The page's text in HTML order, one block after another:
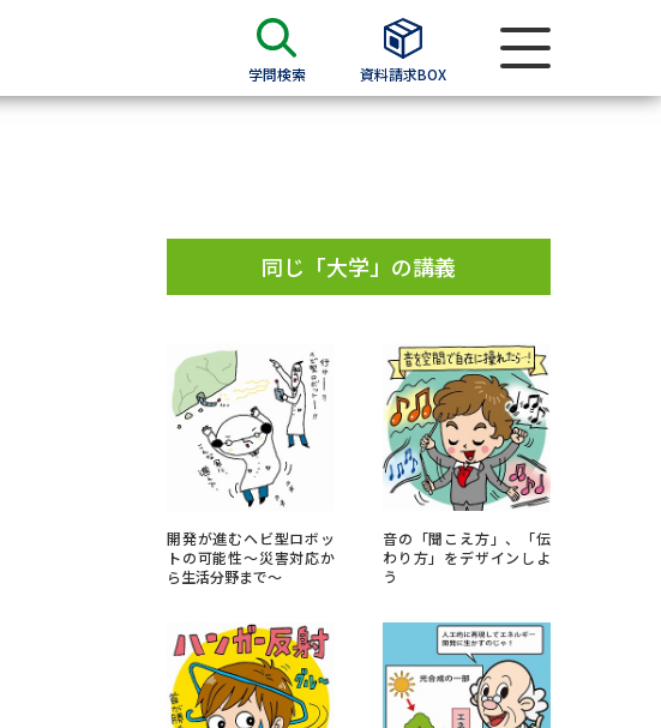
学問検索 資料請求BOX
から請求
過去問題集
留学・進学関連、塾・予備校
上の配慮案内」の請求
高等学校卒業程度認定試験
小学校教員資格認定試験
同じ「大学」の講義
開発が進むヘビ型ロボッ
トの可能性～災害対応か
ら生活分野まで～
音の「聞こえ方」、「伝
わり方」をデザインしよ
う